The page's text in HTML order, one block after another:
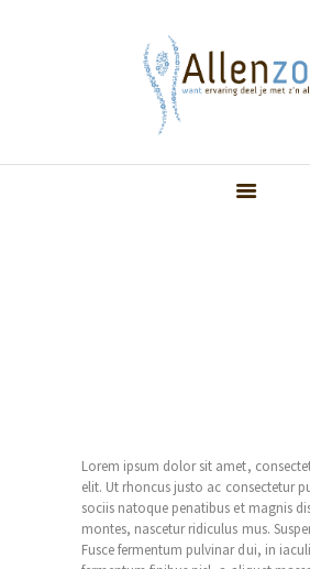
HOME
MISSIE EN VISIE
Lorem ipsum dolor sit amet,
elit. Ut rhoncus justo ac consectetur
sociis natoque penatibus et magnis
montes, nascetur ridiculus mus.
Fusce fermentum pulvinar dui, in